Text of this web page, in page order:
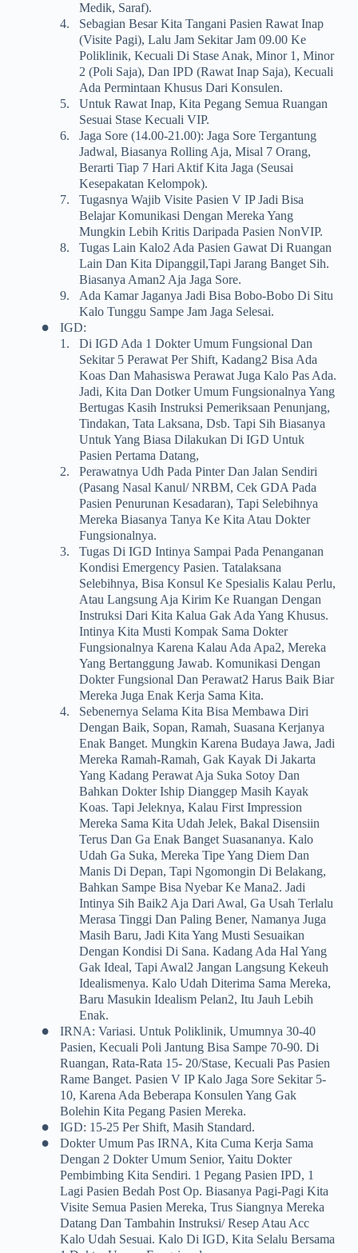
Medik, Saraf).
4.
Sebagian Besar Kita Tangani Pasien Rawat Inap
(visite Pagi), Lalu Jam Sekitar Jam 09.00 Ke
Poliklinik, Kecuali Di Stase Anak, Minor 1, Minor
2 (poli Saja), Dan IPD (rawat Inap Saja), Kecuali
Ada Permintaan Khusus Dari Konsulen.
5.
Untuk Rawat Inap, Kita Pegang Semua Ruangan
Sesuai Stase Kecuali VIP.
6.
Jaga Sore (14.00-21.00): Jaga Sore Tergantung
Jadwal, Biasanya Rolling Aja, Misal 7 Orang,
Berarti Tiap 7 Hari Aktif Kita Jaga (seusai
Kesepakatan Kelompok).
7.
Tugasnya Wajib Visite Pasien V IP Jadi Bisa
Belajar Komunikasi Dengan Mereka Yang
Mungkin Lebih Kritis Daripada Pasien NonVIP.
8.
Tugas Lain Kalo2 Ada Pasien Gawat Di Ruangan
Lain Dan Kita Dipanggil,tapi Jarang Banget Sih.
Biasanya Aman2 Aja Jaga Sore.
9.
Ada Kamar Jaganya Jadi Bisa Bobo-Bobo Di Situ
Kalo Tunggu Sampe Jam Jaga Selesai.
•
IGD:
1.
Di IGD Ada 1 Dokter Umum Fungsional Dan
Sekitar 5 Perawat Per Shift, Kadang2 Bisa Ada
Koas Dan Mahasiswa Perawat Juga Kalo Pas Ada.
Jadi, Kita Dan Dotker Umum Fungsionalnya Yang
Bertugas Kasih Instruksi Pemeriksaan Penunjang,
Tindakan, Tata Laksana, Dsb. Tapi Sih Biasanya
Untuk Yang Biasa Dilakukan Di IGD Untuk
Pasien Pertama Datang,
2.
Perawatnya Udh Pada Pinter Dan Jalan Sendiri
(pasang Nasal Kanul/ NRBM, Cek GDA Pada
Pasien Penurunan Kesadaran), Tapi Selebihnya
Mereka Biasanya Tanya Ke Kita Atau Dokter
Fungsionalnya.
3.
Tugas Di IGD Intinya Sampai Pada Penanganan
Kondisi Emergency Pasien. Tatalaksana
Selebihnya, Bisa Konsul Ke Spesialis Kalau Perlu,
Atau Langsung Aja Kirim Ke Ruangan Dengan
Instruksi Dari Kita Kalua Gak Ada Yang Khusus.
Intinya Kita Musti Kompak Sama Dokter
Fungsionalnya Karena Kalau Ada Apa2, Mereka
Yang Bertanggung Jawab. Komunikasi Dengan
Dokter Fungsional Dan Perawat2 Harus Baik Biar
Mereka Juga Enak Kerja Sama Kita.
4.
Sebenernya Selama Kita Bisa Membawa Diri
Dengan Baik, Sopan, Ramah, Suasana Kerjanya
Enak Banget. Mungkin Karena Budaya Jawa, Jadi
Mereka Ramah-Ramah, Gak Kayak Di Jakarta
Yang Kadang Perawat Aja Suka Sotoy Dan
Bahkan Dokter Iship Dianggep Masih Kayak
Koas. Tapi Jeleknya, Kalau First Impression
Mereka Sama Kita Udah Jelek, Bakal Disensiin
Terus Dan Ga Enak Banget Suasananya. Kalo
Udah Ga Suka, Mereka Tipe Yang Diem Dan
Manis Di Depan, Tapi Ngomongin Di Belakang,
Bahkan Sampe Bisa Nyebar Ke Mana2. Jadi
Intinya Sih Baik2 Aja Dari Awal, Ga Usah Terlalu
Merasa Tinggi Dan Paling Bener, Namanya Juga
Masih Baru, Jadi Kita Yang Musti Sesuaikan
Dengan Kondisi Di Sana. Kadang Ada Hal Yang
Gak Ideal, Tapi Awal2 Jangan Langsung Kekeuh
Idealismenya. Kalo Udah Diterima Sama Mereka,
Baru Masukin Idealism Pelan2, Itu Jauh Lebih
Enak.
•
IRNA: Variasi. Untuk Poliklinik, Umumnya 30-40
Pasien, Kecuali Poli Jantung Bisa Sampe 70-90. Di
Ruangan, Rata-Rata 15- 20/stase, Kecuali Pas Pasien
Rame Banget. Pasien V IP Kalo Jaga Sore Sekitar 5-
10, Karena Ada Beberapa Konsulen Yang Gak
Bolehin Kita Pegang Pasien Mereka.
• IGD: 15-25 Per Shift, Masih Standard.
•
Dokter Umum Pas IRNA, Kita Cuma Kerja Sama
Dengan 2 Dokter Umum Senior, Yaitu Dokter
Pembimbing Kita Sendiri. 1 Pegang Pasien IPD, 1
Lagi Pasien Bedah Post Op. Biasanya Pagi-Pagi Kita
Visite Semua Pasien Mereka, Trus Siangnya Mereka
Datang Dan Tambahin Instruksi/ Resep Atau Acc
Kalo Udah Sesuai. Kalo Di IGD, Kita Selalu Bersama